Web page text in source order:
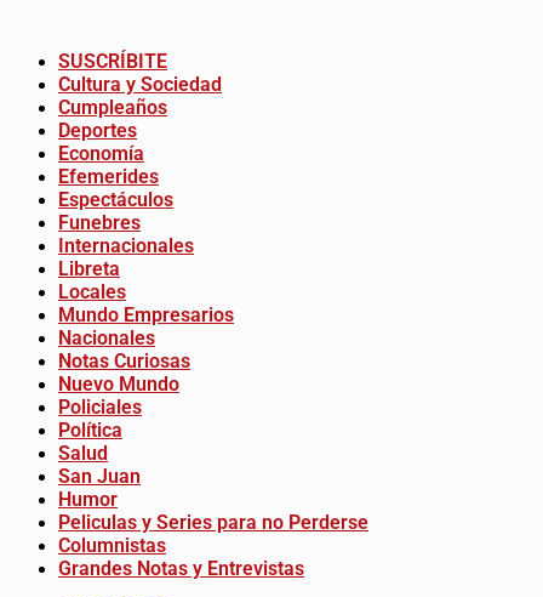
SUSCRÍBITE
Cultura y Sociedad
Cumpleaños
Deportes
Economía
Efemerides
Espectáculos
Funebres
Internacionales
Libreta
Locales
Mundo Empresarios
Nacionales
Notas Curiosas
Nuevo Mundo
Policiales
Política
Salud
San Juan
Humor
Peliculas y Series para no Perderse
Columnistas
Grandes Notas y Entrevistas